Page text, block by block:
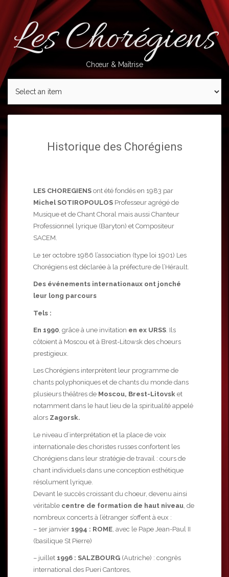
contentLes Chorégiens
Chœur & Maîtrise
Historique des Chorégiens
LES CHOREGIENS ont été fondés en 1983 par
Michel SOTIROPOULOS Professeur agrégé de
Musique et de Chant Choral mais aussi Chanteur
Professionnel lyrique (Baryton) et Compositeur
SACEM.
Le 1er octobre 1986 l’association (type loi 1901) Les
Chorégiens est déclarée à la préfecture de l’Hérault.
Des événements internationaux ont jonché
leur long parcours
Tels :
En 1990 , grâce à une invitation en ex URSS . Ils
côtoient à Moscou et à Brest-Litowsk des choeurs
prestigieux.
Les Chorégiens interprètent leur programme de
chants polyphoniques et de chants du monde dans
plusieurs théâtres de Moscou, Brest-Litovsk et
notamment dans le haut lieu de la spiritualité appelé
alors Zagorsk.
Le niveau d’interprétation et la place de voix
internationale des choristes russes confortent les
Chorégiens dans leur stratégie de travail : cours de
chant individuels dans une conception esthétique
résolument lyrique.
Devant le succès croissant du choeur, devenu ainsi
véritable centre de formation de haut niveau , de
nombreux concerts à l’étranger s’offent à eux :
– 1er janvier 1994 : ROME , avec le Pape Jean-Paul II
(basilique St Pierre)
– juillet 1996 : SALZBOURG (Autriche) : congrès
international des Pueri Cantores,